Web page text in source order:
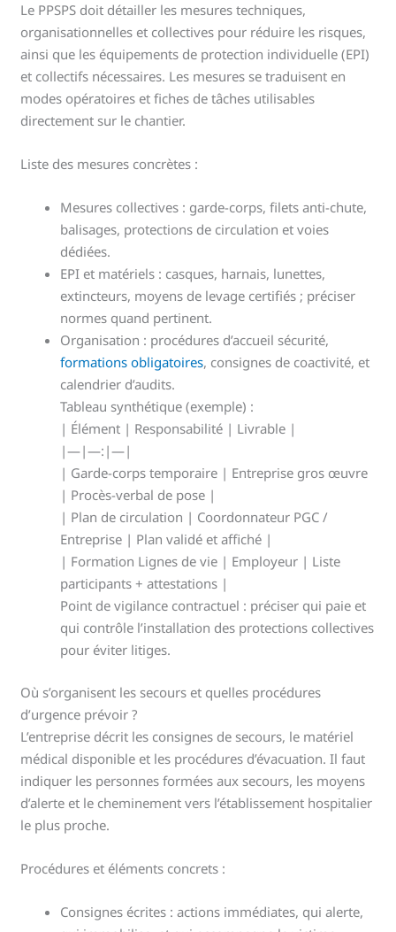
Le PPSPS doit détailler les mesures techniques,
organisationnelles et collectives pour réduire les risques,
ainsi que les équipements de protection individuelle (EPI)
et collectifs nécessaires. Les mesures se traduisent en
modes opératoires et fiches de tâches utilisables
directement sur le chantier.
Liste des mesures concrètes :
Mesures collectives : garde-corps, filets anti-chute,
balisages, protections de circulation et voies
dédiées.
EPI et matériels : casques, harnais, lunettes,
extincteurs, moyens de levage certifiés ; préciser
normes quand pertinent.
Organisation : procédures d’accueil sécurité,
formations obligatoires, consignes de coactivité, et
calendrier d’audits.
Tableau synthétique (exemple) :
| Élément | Responsabilité | Livrable |
|—|—:|—|
| Garde-corps temporaire | Entreprise gros œuvre
| Procès-verbal de pose |
| Plan de circulation | Coordonnateur PGC /
Entreprise | Plan validé et affiché |
| Formation Lignes de vie | Employeur | Liste
participants + attestations |
Point de vigilance contractuel : préciser qui paie et
qui contrôle l’installation des protections collectives
pour éviter litiges.
Où s’organisent les secours et quelles procédures
d’urgence prévoir ?
L’entreprise décrit les consignes de secours, le matériel
médical disponible et les procédures d’évacuation. Il faut
indiquer les personnes formées aux secours, les moyens
d’alerte et le cheminement vers l’établissement hospitalier
le plus proche.
Procédures et éléments concrets :
Consignes écrites : actions immédiates, qui alerte,